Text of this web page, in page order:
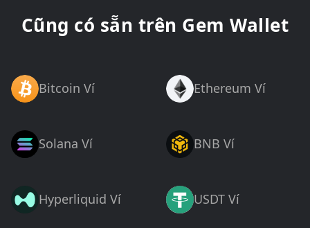
Cũng có sẵn trên Gem Wallet
Bitcoin Ví Ethereum Ví
Solana Ví BNB Ví
Hyperliquid Ví USDT Ví